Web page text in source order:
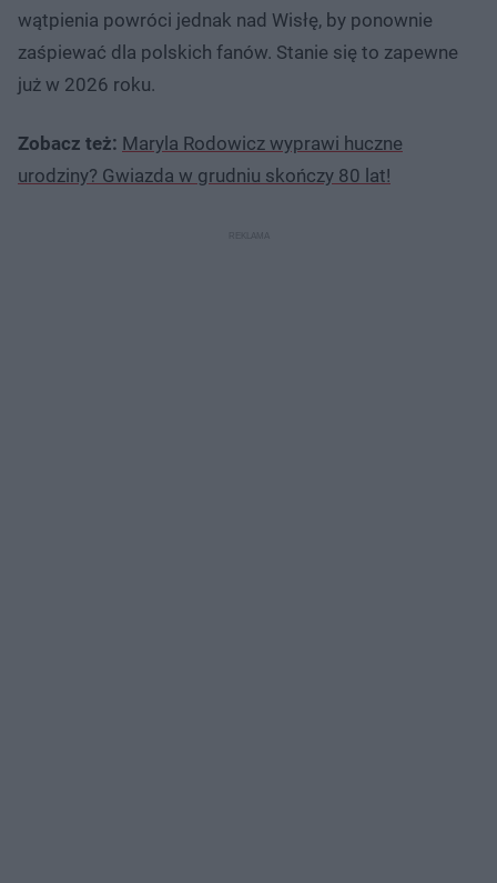
wątpienia powróci jednak nad Wisłę, by ponownie
zaśpiewać dla polskich fanów. Stanie się to zapewne
już w 2026 roku.
Zobacz też: Maryla Rodowicz wyprawi huczne
urodziny? Gwiazda w grudniu skończy 80 lat!